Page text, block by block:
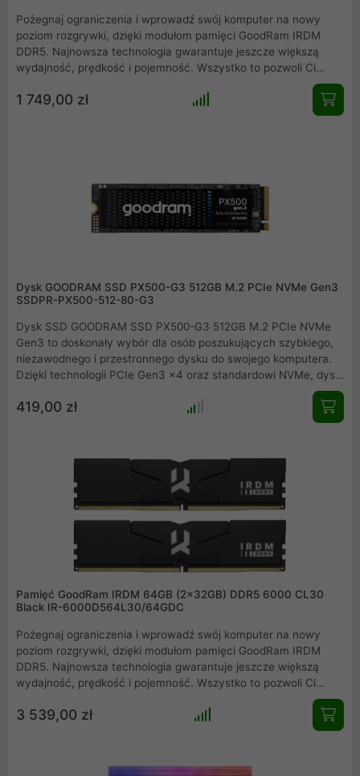
Pożegnaj ograniczenia i wprowadź swój komputer na nowy
poziom rozgrywki, dzięki modułom pamięci GoodRam IRDM
DDR5. Najnowsza technologia gwarantuje jeszcze większą
wydajność, prędkość i pojemność. Wszystko to pozwoli Ci
kompatybilnych ze standardem DDR5. Dołącz do grona
1 749,00 zł
Dysk GOODRAM SSD PX500-G3 512GB M.2 PCIe NVMe Gen3
SSDPR-PX500-512-80-G3
Dysk SSD GOODRAM SSD PX500-G3 512GB M.2 PCIe NVMe
Gen3 to doskonały wybór dla osób poszukujących szybkiego,
niezawodnego i przestronnego dysku do swojego komputera.
Dzięki technologii PCIe Gen3 x4 oraz standardowi NVMe, dysk
ten zapewnia błyskawiczną prędkość transferu danych, co
wpływa na płynność pracy systemu oraz szybsze ładowanie
aplikacji. Z pojemnością 512 GB zyskujesz dużą przestrzeń na
innych plików multimedialnych.
419,00 zł
Pamięć GoodRam IRDM 64GB (2x32GB) DDR5 6000 CL30
Black IR-6000D564L30/64GDC
Pożegnaj ograniczenia i wprowadź swój komputer na nowy
poziom rozgrywki, dzięki modułom pamięci GoodRam IRDM
DDR5. Najnowsza technologia gwarantuje jeszcze większą
wydajność, prędkość i pojemność. Wszystko to pozwoli Ci
kompatybilnych ze standardem DDR5. Dołącz do grona
3 539,00 zł